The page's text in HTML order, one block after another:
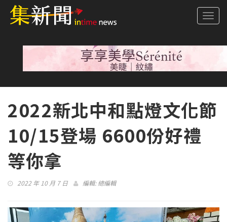
2022新北中和點燈文化節
10/15登場 6600份好禮
等你拿
2022 年 10 月 7 日 編輯:總編輯